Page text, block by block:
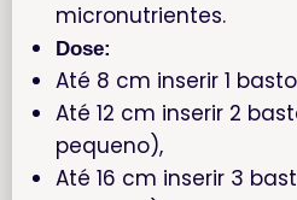
micronutrientes.
Dose:
Até 8 cm inserir 1
Até 12 cm inserir 2
pequeno),
Até 16 cm inserir 3